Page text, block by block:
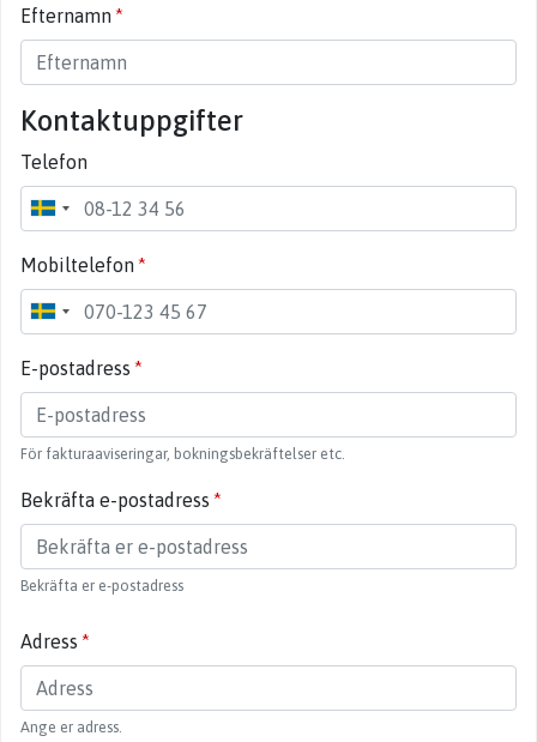
Efternamn
Kontaktuppgifter
Telefon
Mobiltelefon
E-postadress
För fakturaaviseringar, bokningsbekräftelser etc.
Bekräfta e-postadress
Bekräfta er e-postadress
Adress
Ange er adress.